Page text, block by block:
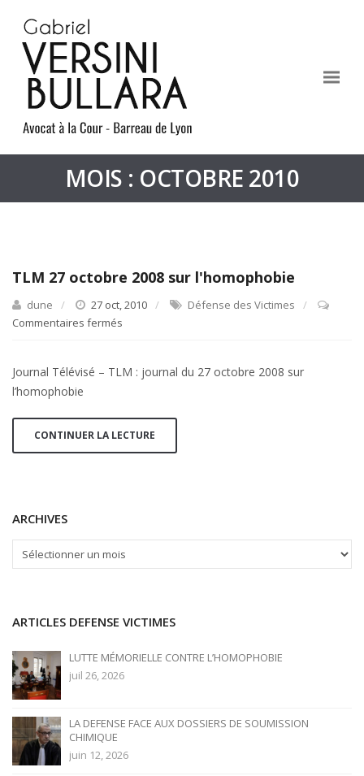
MOIS : OCTOBRE 2010
TLM 27 octobre 2008 sur l'homophobie
dune 27 oct, 2010
Défense des Victimes
Commentaires fermés
octobre
l'homophobie
Journal Télévisé – TLM : journal du 27 octobre 2008 sur
l’homophobie
CONTINUER LA LECTURE
ARCHIVES
ARCHIVES
ARTICLES DEFENSE VICTIMES
LUTTE MÉMORIELLE CONTRE L’HOMOPHOBIE
juil 26, 2026
LA DEFENSE FACE AUX DOSSIERS DE SOUMISSION
CHIMIQUE
juin 12, 2026